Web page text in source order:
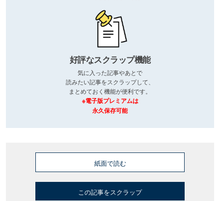
好評なスクラップ機能
気に入った記事やあとで
読みたい記事をスクラップして、
まとめておく機能が便利です。
※電子版プレミアムは
永久保存可能
紙面で読む
この記事をスクラップ